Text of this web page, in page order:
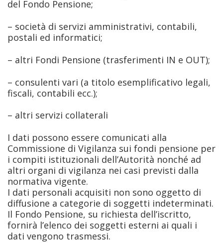
del Fondo Pensione;
– società di servizi amministrativi, contabili,
postali ed informatici;
– altri Fondi Pensione (trasferimenti IN e OUT);
– consulenti vari (a titolo esemplificativo legali,
fiscali, contabili ecc.);
– altri servizi collaterali
I dati possono essere comunicati alla
Commissione di Vigilanza sui fondi pensione per
i compiti istituzionali dell’Autorità nonché ad
altri organi di vigilanza nei casi previsti dalla
normativa vigente.
I dati personali acquisiti non sono oggetto di
diffusione a categorie di soggetti indeterminati.
Il Fondo Pensione, su richiesta dell’iscritto,
fornirà l’elenco dei soggetti esterni ai quali i
dati vengono trasmessi.